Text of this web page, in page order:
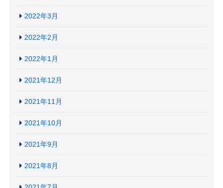
2022年3月
2022年2月
2022年1月
2021年12月
2021年11月
2021年10月
2021年9月
2021年8月